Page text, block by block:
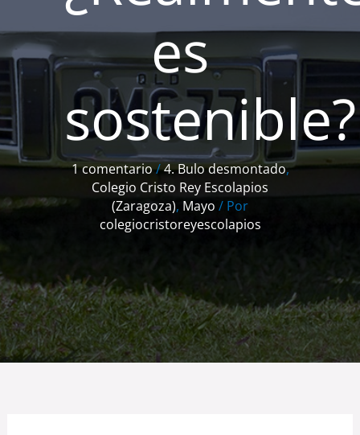
es
sostenible?
1 comentario/4. Bulo desmontado,
Colegio Cristo Rey Escolapios
(Zaragoza), Mayo / Por
colegiocristoreyescolapios